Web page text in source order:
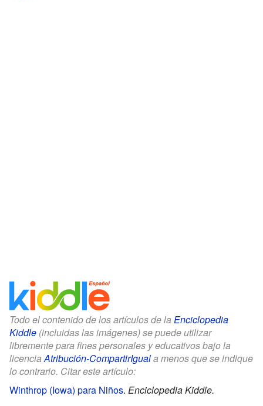
Todo el contenido de los artículos de la Enciclopedia
Kiddle (incluidas las imágenes) se puede utilizar
libremente para fines personales y educativos bajo la
licenciaAtribución-CompartirIguala menos que se indique
lo contrario. Citar este artículo:
Winthrop (Iowa) para Niños. Enciclopedia Kiddle.